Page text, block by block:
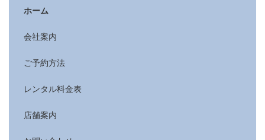
ホーム
会社案内
ご予約方法
レンタル料金表
店舗案内